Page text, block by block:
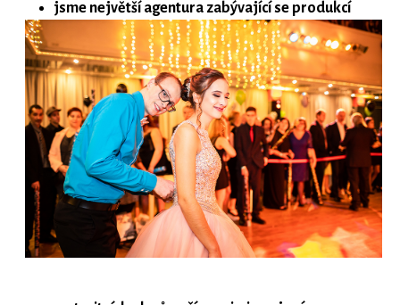
jsme největší agentura zabývající se produkcí